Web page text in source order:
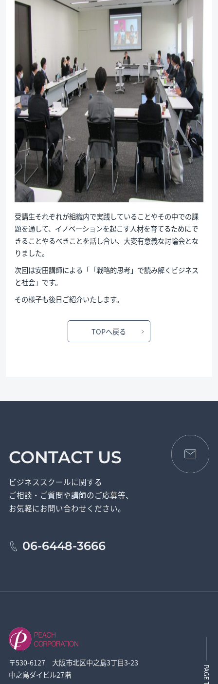
受講生それぞれが組織内で実践していることやその中での課
題を通して、イノベーションを起こす人材を育てるためにで
きることやるべきことを話し合い、大変有意義な討論会とな
りました。
次回は安田講師による「「戦略的思考」で読み解くビジネス
と社会」です。
その様子も後日ご紹介いたします。
TOPへ戻る
CONTACT US
ビジネススクールに関する
ご相談・ご質問や講師のご応募等、
お気軽にお問い合わせください。
06-6448-3666
〒530-6127 大阪市北区中之島3丁目3-23
中之島ダイビル27階